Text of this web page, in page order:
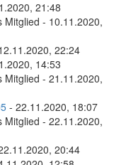
21:48
Mitglied - 10.11.2020,
22:24
14:53
Mitglied - 21.11.2020,
- 22.11.2020, 18:07
Mitglied - 22.11.2020,
20:44